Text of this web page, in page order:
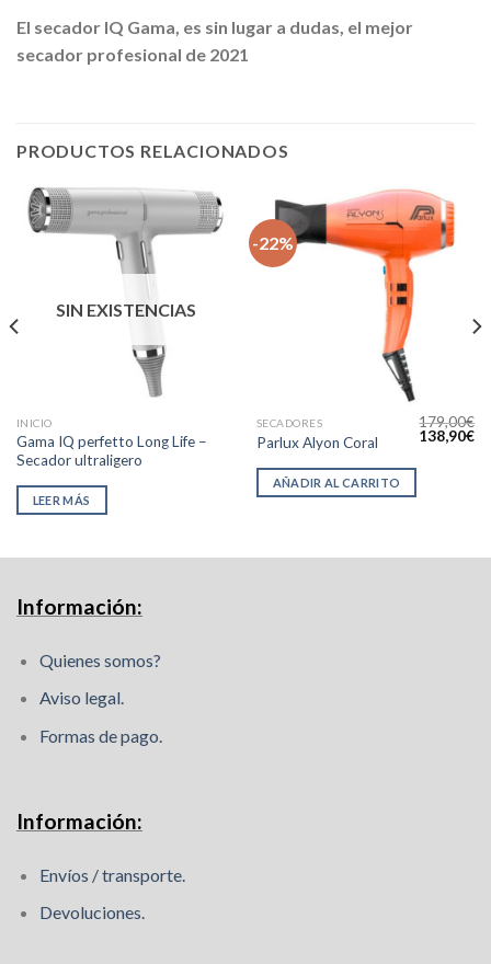
El secador IQ Gama, es sin lugar a dudas, el mejor
secador profesional de 2021
PRODUCTOS RELACIONADOS
SIN EXISTENCIAS
INICIO
Gama IQ perfetto Long Life –
Secador ultraligero
LEER MÁS
-22%
SECADORES
Parlux Alyon Coral
179,00€
El
precio
138,90€El
AÑADIR AL CARRITO
Información:
Quienes somos?
Aviso legal.
Formas de pago.
Información:
Envíos / transporte.
Devoluciones.